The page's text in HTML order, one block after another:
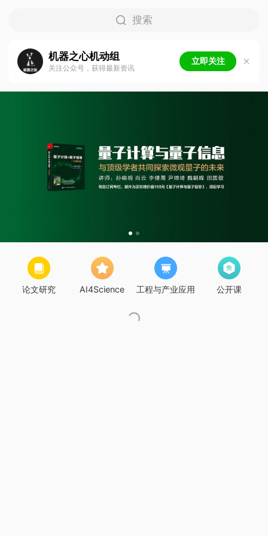
搜索
机器之心机动组
关注公众号，获得最新资讯
立即关注
论文研究 AI4Science 工程与产业应用 公开课